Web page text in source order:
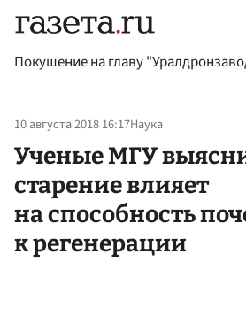
Покушение на главу
10 августа 2018 16:17Наука
Ученые МГУ
старение влияет
на способность
к регенерации